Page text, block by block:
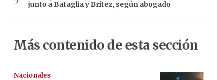
junto a Bataglia y Brítez, según abogado
Más contenido de esta sección
Nacionales